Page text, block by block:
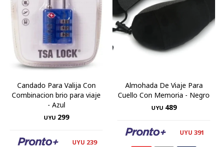
Candado Para Valija Con
Combinacion brio para viaje
- Azul
UYU 299
UYU 239
Almohada De Viaje Para
Cuello Con Memoria - Negro
UYU 489
UYU 391